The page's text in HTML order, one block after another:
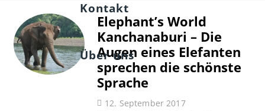
Kontakt
Über uns
Elephant’s World
Kanchanaburi – Die
Augen eines Elefanten
sprechen die schönste
Sprache
12. September 2017